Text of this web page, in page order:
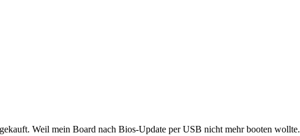
Weil mein Board nach Bios-Update per USB nicht mehr booten wollte.